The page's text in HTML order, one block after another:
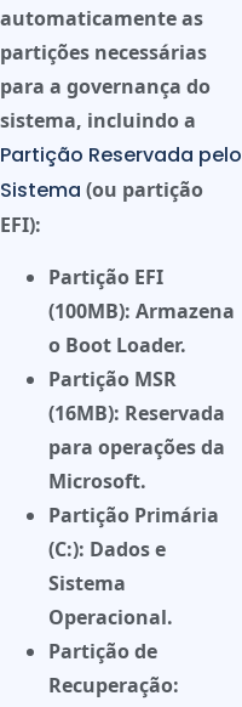
automaticamente as
partições necessárias
para a governança do
sistema, incluindo a
Partição Reservada pelo
Sistema (ou partição
EFI):
Partição EFI
(100MB): Armazena
o Boot Loader.
Partição MSR
(16MB): Reservada
para operações da
Microsoft.
Partição Primária
(C:): Dados e
Sistema
Operacional.
Partição de
Recuperação: